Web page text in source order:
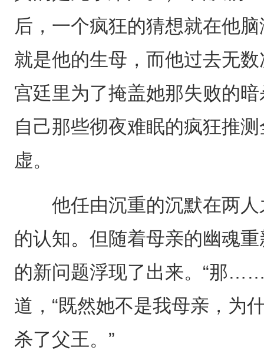
后，一个疯狂的猜想就在他
就是他的生母，而他过去无
宫廷里为了掩盖她那失败的
自己那些彻夜难眠的疯狂推
虚。
他任由沉重的沉默在两人
的认知。但随着母亲的幽魂
的新问题浮现了出来。“那
道，“既然她不是我母亲，为
杀了父王。”